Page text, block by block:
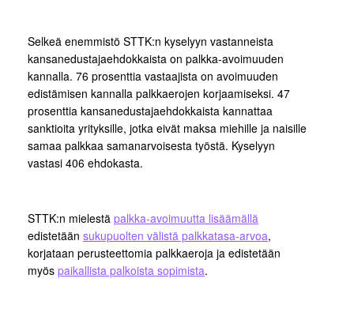
Selkeä enemmistö STTK:n kyselyyn vastanneista
kansanedustajaehdokkaista on palkka-avoimuuden
kannalla. 76 prosenttia vastaajista on avoimuuden
edistämisen kannalla palkkaerojen korjaamiseksi. 47
prosenttia kansanedustajaehdokkaista kannattaa
sanktioita yrityksille, jotka eivät maksa miehille ja naisille
samaa palkkaa samanarvoisesta työstä. Kyselyyn
vastasi 406 ehdokasta.
STTK:n mielestä palkka-avoimuutta lisäämällä
edistetään sukupuolten välistä palkkatasa-arvoa,
korjataan perusteettomia palkkaeroja ja edistetään
myös paikallista palkoista sopimista.